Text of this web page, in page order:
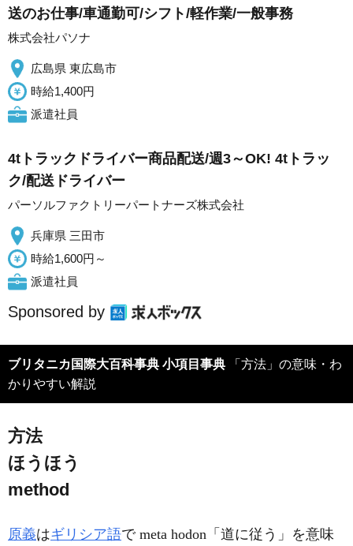
送のお仕事/車通勤可/シフト/軽作業/一般事務
株式会社パソナ
広島県 東広島市
時給1,400円
派遣社員
4tトラックドライバー商品配送/週3～OK! 4tトラッ
ク/配送ドライバー
パーソルファクトリーパートナーズ株式会社
兵庫県 三田市
時給1,600円～
派遣社員
Sponsored by
ブリタニカ国際大百科事典 小項目事典
かりやすい解説
方法
ほうほう
method
原義はギリシア語で meta hodon「道に従う」を意味